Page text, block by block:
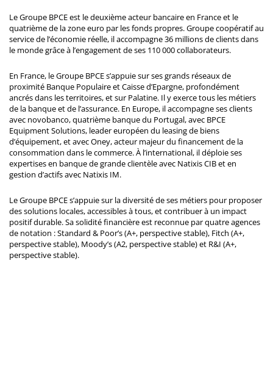
Le Groupe BPCE est le deuxième acteur bancaire en France et le
quatrième de la zone euro par les fonds propres. Groupe coopératif au
service de l’économie réelle, il accompagne 36 millions de clients dans
le monde grâce à l’engagement de ses 110 000 collaborateurs.
En France, le Groupe BPCE s’appuie sur ses grands réseaux de
proximité Banque Populaire et Caisse d’Epargne, profondément
ancrés dans les territoires, et sur Palatine. Il y exerce tous les métiers
de la banque et de l’assurance. En Europe, il accompagne ses clients
avec novobanco, quatrième banque du Portugal, avec BPCE
Equipment Solutions, leader européen du leasing de biens
d’équipement, et avec Oney, acteur majeur du financement de la
consommation dans le commerce. À l’international, il déploie ses
expertises en banque de grande clientèle avec Natixis CIB et en
gestion d’actifs avec Natixis IM.
Le Groupe BPCE s’appuie sur la diversité de ses métiers pour proposer
des solutions locales, accessibles à tous, et contribuer à un impact
positif durable. Sa solidité financière est reconnue par quatre agences
de notation : Standard & Poor’s (A+, perspective stable), Fitch (A+,
perspective stable), Moody’s (A2, perspective stable) et R&I (A+,
perspective stable).